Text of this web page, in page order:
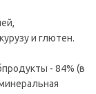
и глютен.
- 84% (в